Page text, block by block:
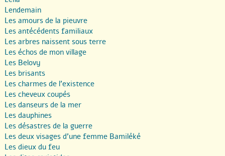
Lendemain
Les amours de la pieuvre
Les antécédents familiaux
Les arbres naissent sous terre
Les échos de mon village
Les Belovy
Les brisants
Les charmes de l’existence
Les cheveux coupés
Les danseurs de la mer
Les dauphines
Les désastres de la guerre
Les deux visages d’une femme Bamiléké
Les dieux du feu